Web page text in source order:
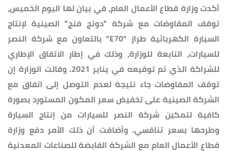
أكدت وزارة قطاع الأعمال العام، في بيان لها اليوم الخميس،
توقف المفاوضات مع شركة "دونج فنج" الصينية لإنتاج
السيارة الكهربائية طراز "E70" بالتعاون مع شركة النصر
للسيارات، التابعة للوزارة، وذلك في إطار الاتفاق الإطاري
للشراكة الذي تم توقيعه في يناير 2021. وقالت الوزارة إن
توقف المفاوضات جاء نتيجة لعدم التوصل إلى اتفاق مع
الشركة الصينية على تخفيض سعر المكون المستورد بصورة
كافية لتمكين شركة النصر للسيارات من إنتاج السيارة
وطرحها بسعر تنافسي. وأضافت أن ذلك الأمر دفع وزارة
قطاع الأعمال العام مع الشركة القابضة للصناعات المعدنية